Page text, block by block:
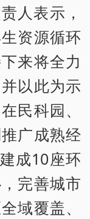
人表示，
资源循环
来将全力
以此为示
民科园、
广成熟经
成10座环
完善城市
域覆盖、